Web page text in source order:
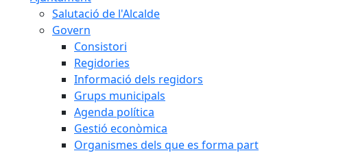
Salutació de l'Alcalde
Govern
Consistori
Regidories
Informació dels regidors
Grups municipals
Agenda política
Gestió econòmica
Organismes dels que es forma part